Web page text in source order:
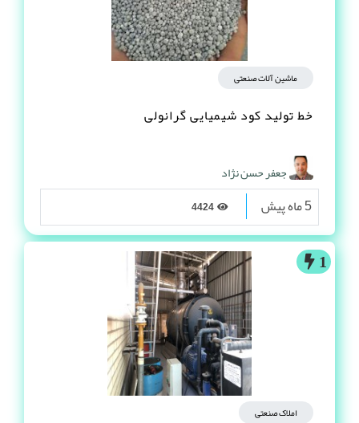
ماشین آلات صنعتی
خط تولید کود شیمیایی گرانولی
جعفر حسن نژاد
5 ماه پیش
1
املاک صنعتی